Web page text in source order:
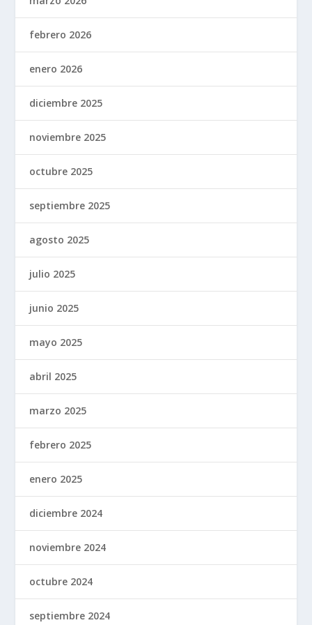
febrero 2026
enero 2026
diciembre 2025
noviembre 2025
octubre 2025
septiembre 2025
agosto 2025
julio 2025
junio 2025
mayo 2025
abril 2025
marzo 2025
febrero 2025
enero 2025
diciembre 2024
noviembre 2024
octubre 2024
septiembre 2024